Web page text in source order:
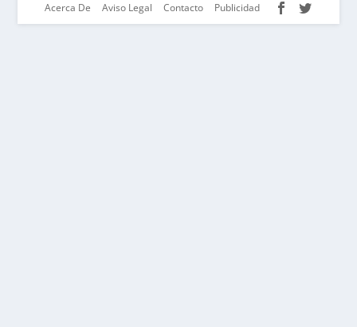
Acerca De
Aviso Legal Contacto Publicidad